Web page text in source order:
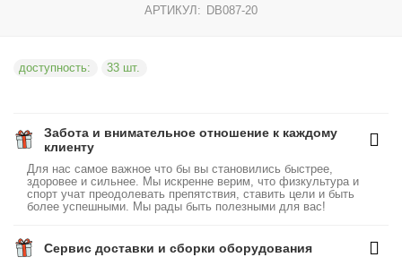
АРТИКУЛ: DB087-20
доступность: 33 шт.
Забота и внимательное отношение к каждому
клиенту
Для нас самое важное что бы вы становились быстрее,
здоровее и сильнее. Мы искренне верим, что физкультура и
спорт учат преодолевать препятствия, ставить цели и быть
более успешными. Мы рады быть полезными для вас!
Сервис доставки и сборки оборудования